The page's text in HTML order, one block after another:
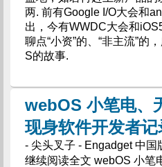
两. 前有Google I/O大会和
出，今有WWDC大会和
聊点“小资”的、“非主流”的
S的故事.
webOS 小笔电、
现身软件开发者
- 尖头叉子 - Engadget 中国
继续阅读全文 webOS 小笔